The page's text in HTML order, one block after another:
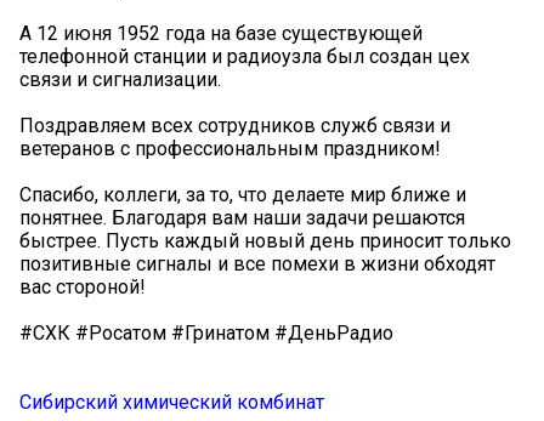
А 12 июня 1952 года на базе существующей
телефонной станции и радиоузла был создан цех
связи и сигнализации.
Поздравляем всех сотрудников служб связи и
ветеранов с профессиональным праздником!
Спасибо, коллеги, за то, что делаете мир ближе и
понятнее. Благодаря вам наши задачи решаются
быстрее. Пусть каждый новый день приносит только
позитивные сигналы и все помехи в жизни обходят
вас стороной!
#СХК #Росатом #Гринатом #ДеньРадио
Сибирский химический комбинат